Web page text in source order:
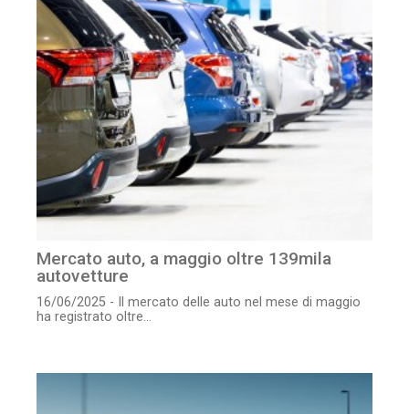
Mercato auto, a maggio oltre 139mila
autovetture
16/06/2025 - Il mercato delle auto nel mese di maggio
ha registrato oltre...